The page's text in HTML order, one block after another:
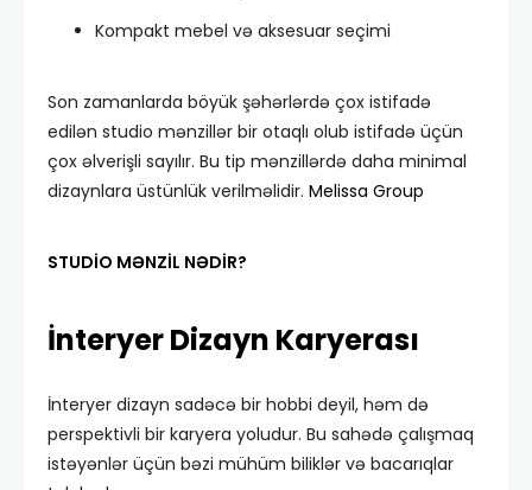
Kompakt mebel və aksesuar seçimi
Son zamanlarda böyük şəhərlərdə çox istifadə
edilən studio mənzillər bir otaqlı olub istifadə üçün
çox əlverişli sayılır. Bu tip mənzillərdə daha minimal
dizaynlara üstünlük verilməlidir. Melissa Group
STUDİO MƏNZİL NƏDİR?
İnteryer Dizayn Karyerası
İnteryer dizayn sadəcə bir hobbi deyil, həm də
perspektivli bir karyera yoludur. Bu sahədə çalışmaq
istəyənlər üçün bəzi mühüm biliklər və bacarıqlar